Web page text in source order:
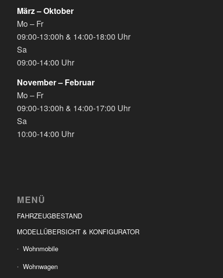
März – Oktober
Mo – Fr
09:00-13:00h & 14:00-18:00 Uhr
Sa
09:00-14:00 Uhr
November – Februar
Mo – Fr
09:00-13:00h & 14:00-17:00 Uhr
Sa
10:00-14:00 Uhr
MENÜ
FAHRZEUGBESTAND
MODELLÜBERSICHT & KONFIGURATOR
Wohnmobile
Wohnwagen